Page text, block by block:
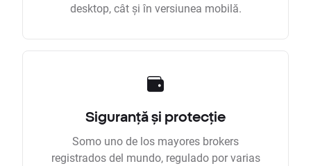
desktop, cât și în versiunea mobilă.
Siguranță și protecție
Somo uno de los mayores brokers
registrados del mundo, regulado por varias